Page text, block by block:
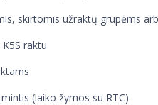
skirtomis užraktų grupėms
raktu
(laiko žymos su RTC)